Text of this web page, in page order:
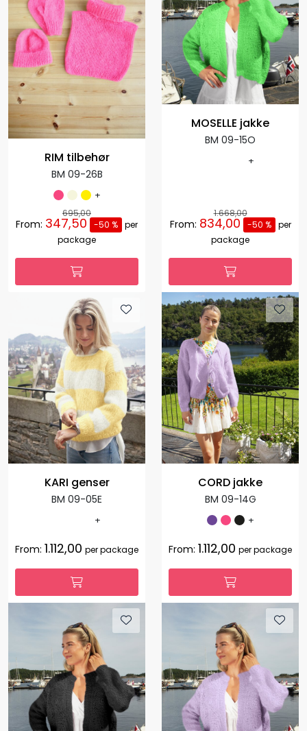
RIM tilbehør
BM 09-26B
+
695,00
From: 347,50 -50 % per
package
MOSELLE jakke
BM 09-15O
+
1.668,00
From: 834,00 -50 %
per
package
KARI genser
BM 09-05E
+
From: 1.112,00 per package
CORD jakke
BM 09-14G
+
From: 1.112,00 per package